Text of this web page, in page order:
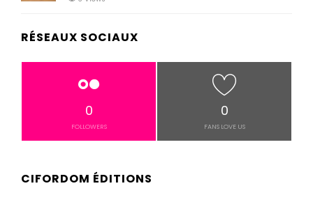
RÉSEAUX SOCIAUX
0
FOLLOWERS
0
FANS LOVE US
CIFORDOM ÉDITIONS